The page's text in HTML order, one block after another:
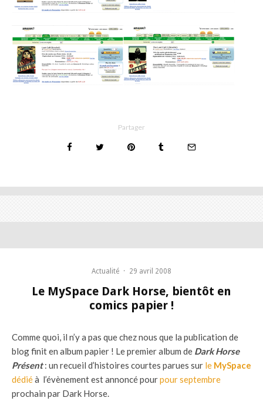
Partager
Actualité · 29 avril 2008
Le MySpace Dark Horse, bientôt en
comics papier !
Comme quoi, il n’y a pas que chez nous que la publication de
blog finit en album papier ! Le premier album de Dark Horse
Présent: un recueil d’histoires courtes parues sur le MySpace
dédiéà l’évènement est annoncé pourpour septembre
prochain par Dark Horse.